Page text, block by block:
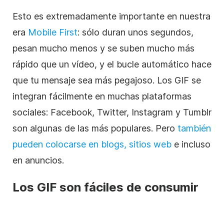
Esto es extremadamente importante en nuestra
era Mobile First: sólo duran unos segundos,
pesan mucho menos y se suben mucho más
rápido que un vídeo, y el bucle automático hace
que tu mensaje sea más pegajoso. Los GIF se
integran fácilmente en muchas plataformas
sociales: Facebook, Twitter, Instagram y Tumblr
son algunas de las más populares. Pero también
pueden colocarse en blogs, sitios web e incluso
en anuncios.
Los GIF son fáciles de consumir